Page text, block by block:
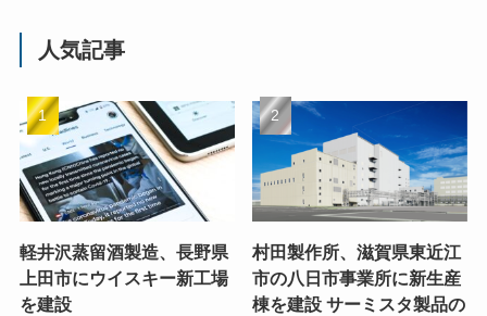
人気記事
軽井沢蒸留酒製造、長野県
上田市にウイスキー新工場
を建設
村田製作所、滋賀県東近江
市の八日市事業所に新生産
棟を建設 サーミスタ製品の